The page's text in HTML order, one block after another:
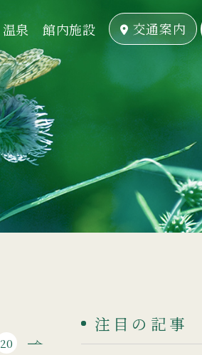
温泉 館内施設 交通案内
温泉 館内施設 交通案内
20
注目の記事